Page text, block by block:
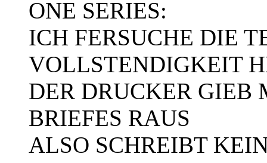
ONE SERIES:
ICH FERSUCHE DIE
VOLLSTENDIGKEIT
DER DRUCKER GIEB
BRIEFES RAUS
ALSO SCHREIBT